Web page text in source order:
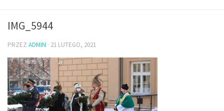
IMG_5944
PRZEZ ADMIN · 21 LUTEGO, 2021